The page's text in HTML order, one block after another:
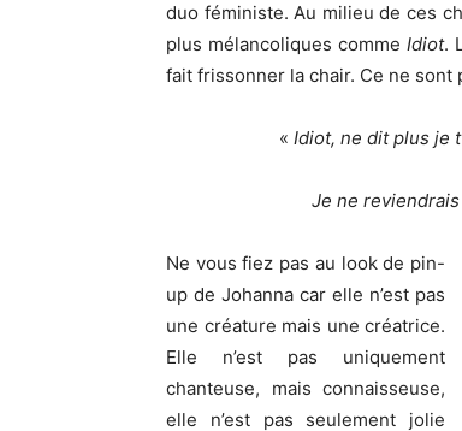
duo féministe. Au milieu de ces
plus mélancoliques comme Idiot.
fait frissonner la chair. Ce ne sont
« Idiot, ne dit plus je
Je ne reviendrais
Ne vous fiez pas au look de pin-
up de Johanna car elle n’est pas
une créature mais une créatrice.
Elle n’est pas uniquement
chanteuse, mais connaisseuse,
elle n’est pas seulement jolie